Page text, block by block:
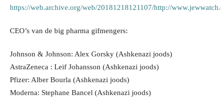
https://web.archive.org/web/20181218121107/http://
CEO’s van de big pharma gifmengers:
Johnson & Johnson: Alex Gorsky (Ashkenazi joods)
AstraZeneca : Leif Johansson (Ashkenazi joods)
Pfizer: Alber Bourla (Ashkenazi joods)
Moderna: Stephane Bancel (Ashkenazi joods)